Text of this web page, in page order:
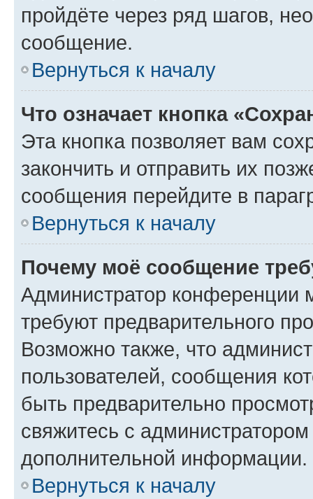
пройдёте через ряд шагов,
сообщение.
Вернуться к началу
Что означает кнопка
Эта кнопка позволяет вам
закончить и отправить их
сообщения перейдите в
Вернуться к началу
Почему моё сообщение
Администратор конференции
требуют предварительного
Возможно также, что
пользователей, сообщения
быть предварительно
свяжитесь с
дополнительной информации.
Вернуться к началу